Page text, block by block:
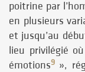
poitrine par
en plusieurs
et jusqu’au
lieu privilégié
émotions9 »,